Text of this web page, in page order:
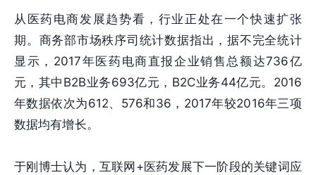
从医药电商发展趋势看，行业正处在一个快速扩张
期。商务部市场秩序司统计数据指出，据不完全统计
显示，2017年医药电商直报企业销售总额达736亿
元，其中B2B业务693亿元，B2C业务44亿元。2016
年数据依次为612、576和36，2017年较2016年三项
数据均有增长。
于刚博士认为，互联网+医药发展下一阶段的关键词应